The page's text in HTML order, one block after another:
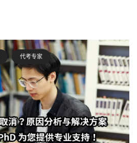
代考专家